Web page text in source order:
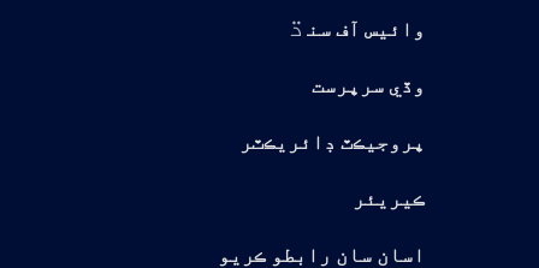
وائيس آف سن ڌ
وڏي سرپرست
پروجيڪٽ ڊائريڪٽر
ڪيريئر
اسان سان رابطو ڪريو